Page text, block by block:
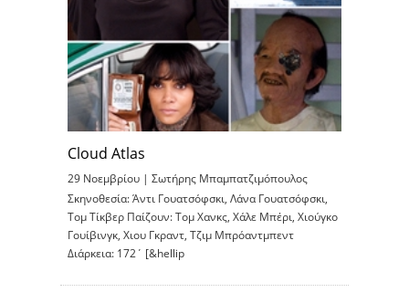
Cloud Atlas
29 Νοεμβρίου | Σωτήρης Μπαμπατζιμόπουλος
Σκηνοθεσία: Άντι Γουατσόφσκι, Λάνα Γουατσόφσκι,
Τομ Τίκβερ Παίζουν: Τομ Χανκς, Χάλε Μπέρι, Χιούγκο
Γουίβινγκ, Χιου Γκραντ, Τζιμ Μπρόαντμπεντ
Διάρκεια: 172΄ [&hellip